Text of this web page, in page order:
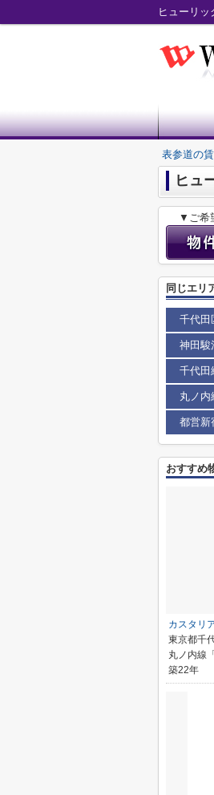
ヒューリ
表参道の
ヒュ
▼ご希
同じエリ
千代田
神田駿
千代田
丸ノ内
都営新
おすすめ
カスタリ
東京都千
丸ノ内線
築22年